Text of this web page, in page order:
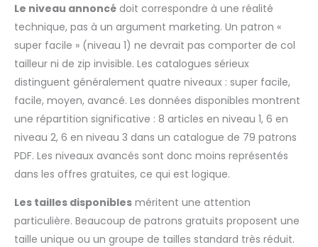
Le niveau annoncé doit correspondre à une réalité
technique, pas à un argument marketing. Un patron «
super facile » (niveau 1) ne devrait pas comporter de col
tailleur ni de zip invisible. Les catalogues sérieux
distinguent généralement quatre niveaux : super facile,
facile, moyen, avancé. Les données disponibles montrent
une répartition significative : 8 articles en niveau 1, 6 en
niveau 2, 6 en niveau 3 dans un catalogue de 79 patrons
PDF. Les niveaux avancés sont donc moins représentés
dans les offres gratuites, ce qui est logique.
Les tailles disponibles méritent une attention
particulière. Beaucoup de patrons gratuits proposent une
taille unique ou un groupe de tailles standard très réduit.